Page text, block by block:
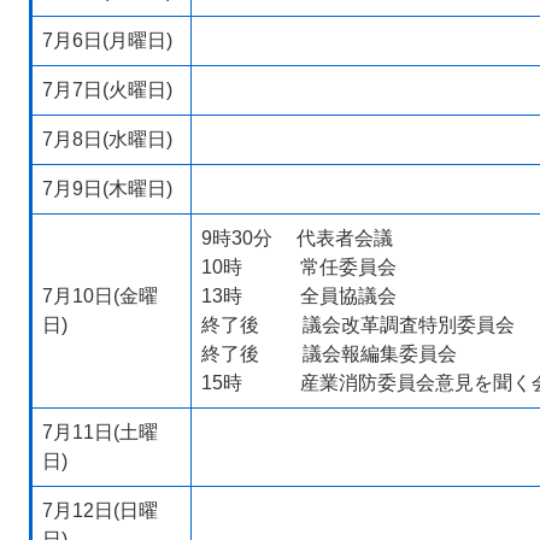
7月6日(月曜日)
7月7日(火曜日)
7月8日(水曜日)
7月9日(木曜日)
7月10日(金曜
日)
9時30分 代表者会議
10時 常任委員会
13時 全員協議会
終了後 議会改革調査特別委員会
終了後 議会報編集委員会
15時 産業消防委員会意見を聞く
7月11日(土曜
日)
7月12日(日曜